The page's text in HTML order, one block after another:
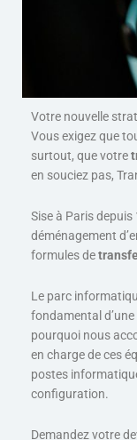
Votre nouvelle
Vous exigez que
surtout, que votre
en souciez pas,
Sise à Paris
déménagement
formules de
Le parc
fondamental
pourquoi nous
en charge de ces
postes
configuration.
Demandez votre